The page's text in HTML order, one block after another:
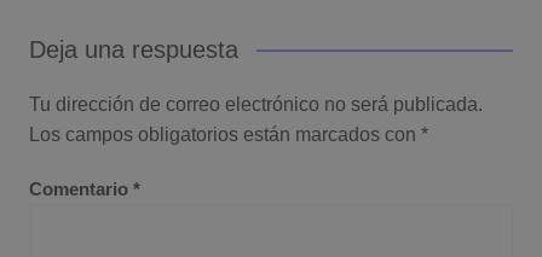
Deja una respuesta
Tu dirección de correo electrónico no será publicada.
Los campos obligatorios están marcados con *
Comentario *